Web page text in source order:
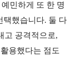
민하게 또 한 명
택했습니다. 둘 다
고 공격적으로,
용했다는 점도